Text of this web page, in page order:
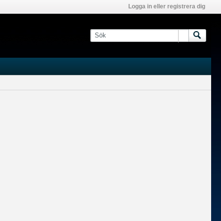
Logga in eller registrera dig